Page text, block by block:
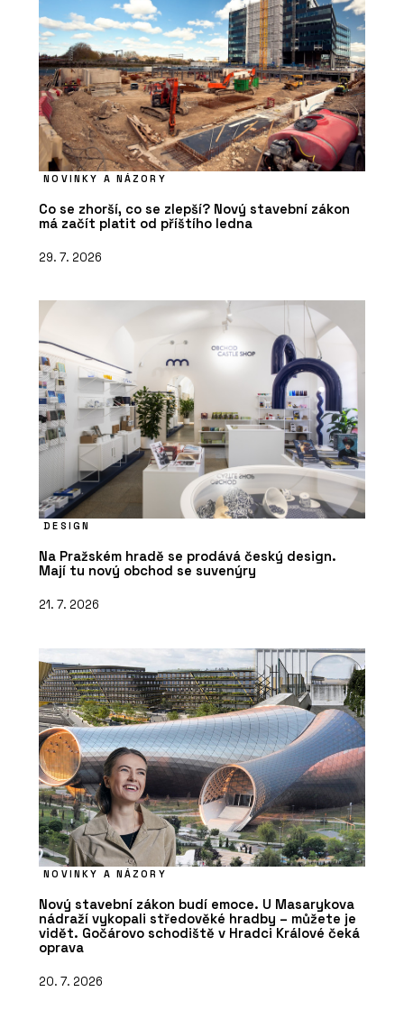
NOVINKY A NÁZORY
Co se zhorší, co se zlepší? Nový stavební zákon
má začít platit od příštího ledna
29. 7. 2026
DESIGN
Na Pražském hradě se prodává český design.
Mají tu nový obchod se suvenýry
21. 7. 2026
NOVINKY A NÁZORY
Nový stavební zákon budí emoce. U Masarykova
nádraží vykopali středověké hradby – můžete je
vidět. Gočárovo schodiště v Hradci Králové čeká
oprava
20. 7. 2026